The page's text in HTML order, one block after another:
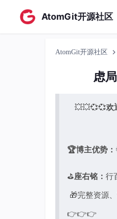
AtomGit开源社区
AtomGit开源社区
虑
💥💥💞💞欢
🏆博主优势：
⛳️座右铭： 行
🎁完整资源
👉👉👉